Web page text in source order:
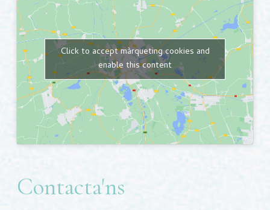
Click to accept màrqueting cookies and
enable this content
Contacta'ns